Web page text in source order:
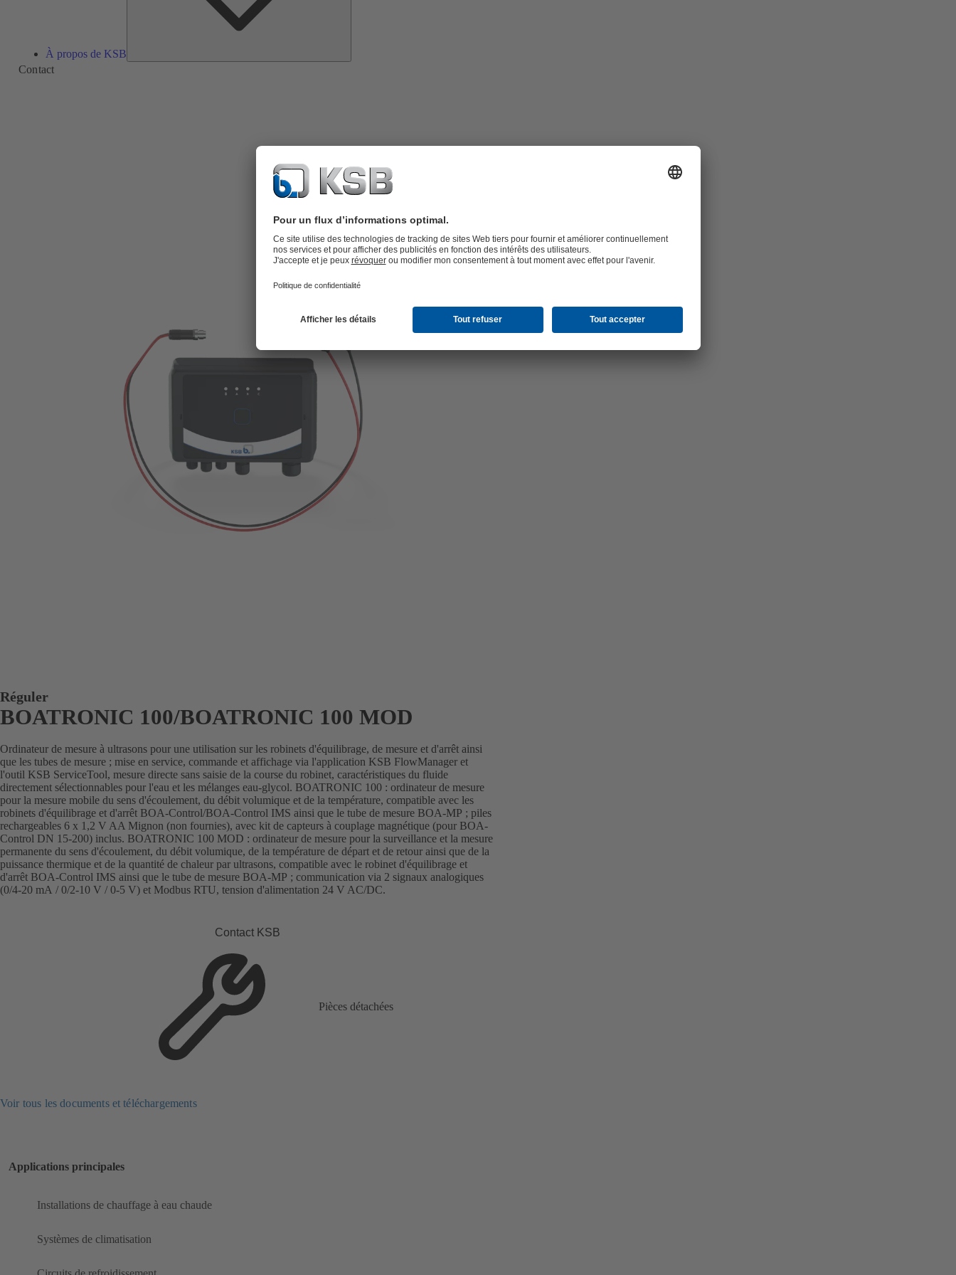
À propos de KSB
Contact
Réguler
BOATRONIC 100/BOATRONIC 100 MOD
Ordinateur de mesure à ultrasons pour une utilisation sur les robinets d'équilibrage, de mesure et d'arrêt ainsi
que les tubes de mesure ; mise en service, commande et affichage via l'application KSB FlowManager et
l'outil KSB ServiceTool, mesure directe sans saisie de la course du robinet, caractéristiques du fluide
directement sélectionnables pour l'eau et les mélanges eau-glycol. BOATRONIC 100 : ordinateur de mesure
pour la mesure mobile du sens d'écoulement, du débit volumique et de la température, compatible avec les
robinets d'équilibrage et d'arrêt BOA-Control/BOA-Control IMS ainsi que le tube de mesure BOA-MP ; piles
rechargeables 6 x 1,2 V AA Mignon (non fournies), avec kit de capteurs à couplage magnétique (pour BOA-
Control DN 15-200) inclus. BOATRONIC 100 MOD : ordinateur de mesure pour la surveillance et la mesure
permanente du sens d'écoulement, du débit volumique, de la température de départ et de retour ainsi que de la
puissance thermique et de la quantité de chaleur par ultrasons, compatible avec le robinet d'équilibrage et
d'arrêt BOA-Control IMS ainsi que le tube de mesure BOA-MP ; communication via 2 signaux analogiques
(0/4-20 mA / 0/2-10 V / 0-5 V) et Modbus RTU, tension d'alimentation 24 V AC/DC.
Contact KSB
Pièces détachées
Voir tous les documents et téléchargements
Applications principales
Installations de chauffage à eau chaude
Systèmes de climatisation